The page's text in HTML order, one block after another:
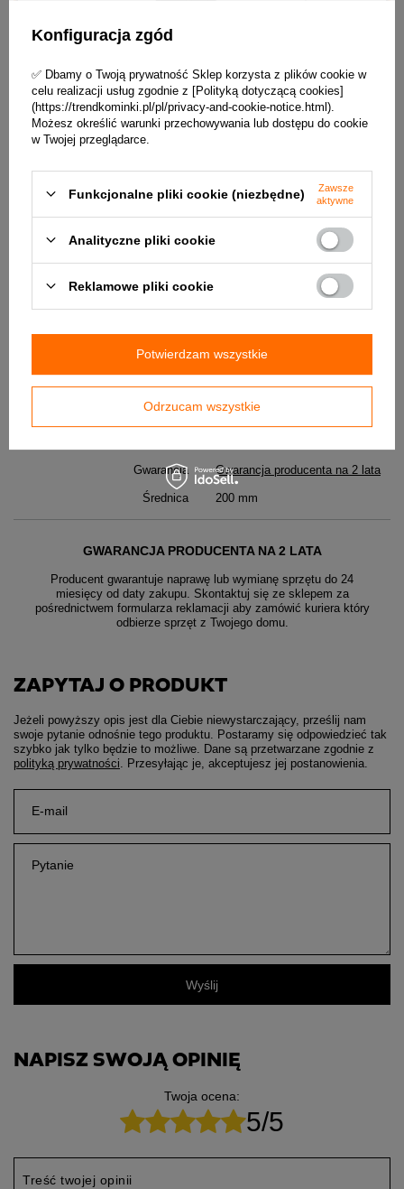
DO POBRANIA
Daszki_kominowe-Karta_techniczna
Parametry techniczne
Producent Darco
Gwarancja Gwarancja producenta na 2 lata
Średnica 200 mm
GWARANCJA PRODUCENTA NA 2 LATA
Producent gwarantuje naprawę lub wymianę sprzętu do 24
miesięcy od daty zakupu. Skontaktuj się ze sklepem za
pośrednictwem formularza reklamacji aby zamówić kuriera który
odbierze sprzęt z Twojego domu.
ZAPYTAJ O PRODUKT
Jeżeli powyższy opis jest dla Ciebie niewystarczający, prześlij nam
swoje pytanie odnośnie tego produktu. Postaramy się odpowiedzieć tak
szybko jak tylko będzie to możliwe. Dane są przetwarzane zgodnie z
polityką prywatności. Przesyłając je, akceptujesz jej postanowienia.
E-mail
Pytanie
Wyślij
NAPISZ SWOJĄ OPINIĘ
Twoja ocena:
5/5
Treść twojej opinii
Konfiguracja zgód
✅ Dbamy o Twoją prywatność Sklep korzysta z plików cookie w
celu realizacji usług zgodnie z [Polityką dotyczącą cookies]
(https://trendkominki.pl/pl/privacy-and-cookie-notice.html).
Możesz określić warunki przechowywania lub dostępu do cookie
w Twojej przeglądarce.
Funkcjonalne pliki cookie (niezbędne)
Zawsze
aktywne
Analityczne pliki cookie
Reklamowe pliki cookie
Odrzucam wszystkie
Potwierdzam wszystkie